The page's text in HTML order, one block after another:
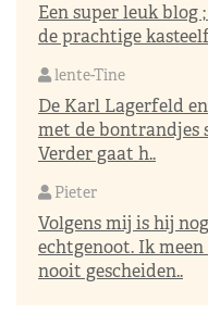
Een super leuk blog
de prachtige
lente-Tine
De Karl Lagerfeld
met de bontrandjes
Verder gaat h..
Pieter
Volgens mij is hij
echtgenoot. Ik
nooit gescheiden..